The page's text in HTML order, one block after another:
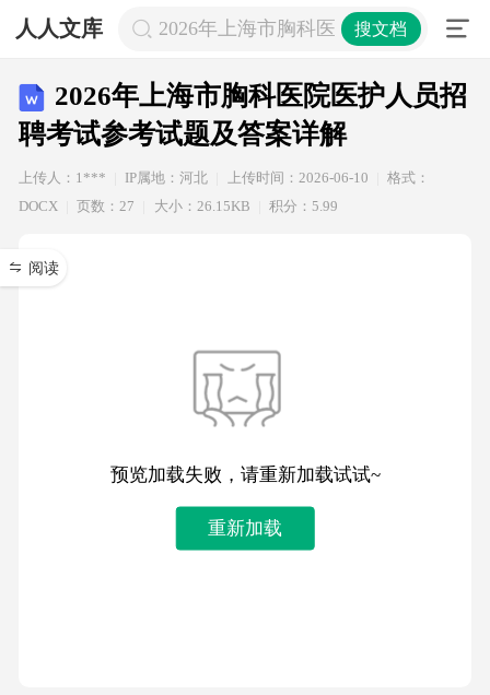
人人文库 2026年上海市胸科医院医护人员招聘
搜文档
2026年上海市胸科医院医护人员招
聘考试参考试题及答案详解
上传人：1*** IP属地：河北 上传时间：2026-06-10
格式：
DOCX
页数：27 大小：26.15KB 积分：5.99
阅读
预览加载失败，请重新加载试试~
重新加载